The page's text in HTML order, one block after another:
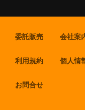
委託販売 会社案
利用規約 個人情
お問合せ